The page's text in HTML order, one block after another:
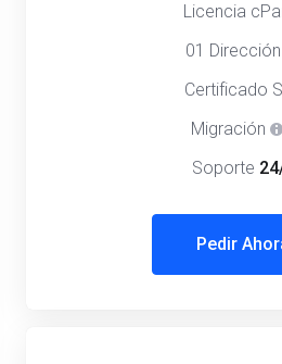
Licencia
01
Certificado
Migración
Soporte
Pedir